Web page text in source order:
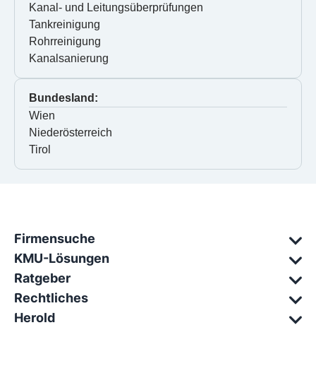
Kanal- und Leitungsüberprüfungen
Tankreinigung
Rohrreinigung
Kanalsanierung
Bundesland:
Wien
Niederösterreich
Tirol
Firmensuche
KMU-Lösungen
Ratgeber
Rechtliches
Herold